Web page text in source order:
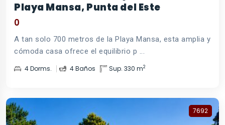
Playa Mansa, Punta del Este
0
A tan solo 700 metros de la Playa Mansa, esta amplia y
cómoda casa ofrece el equilibrio p ...
4 Dorms. 4 Baños Sup. 330 m2
7692